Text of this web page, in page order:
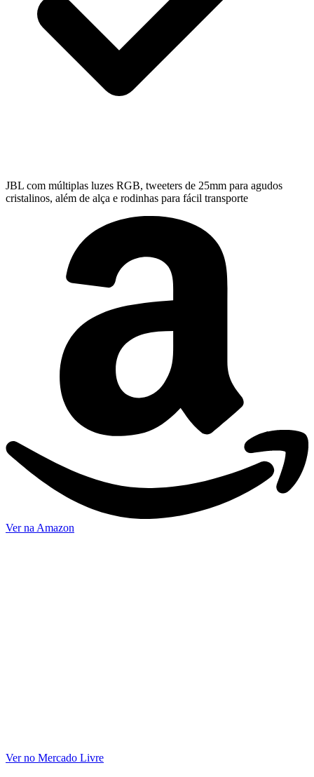
JBL com múltiplas luzes RGB, tweeters de 25mm para agudos
cristalinos, além de alça e rodinhas para fácil transporte
Ver na Amazon
Ver no Mercado Livre